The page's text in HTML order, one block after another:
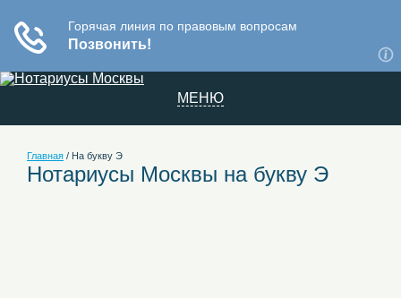
МЕНЮ
Главная / На букву Э
Нотариусы Москвы на букву Э